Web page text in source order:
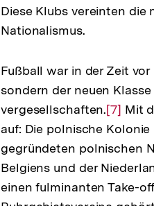
Diese Klubs vereinten
Nationalismus.
Fußball war in der Zeit
sondern der neuen
vergesellschaften.Zur
der
Fußnote
[7] Mit
auf: Die polnische
gegründeten polnischen
Belgiens und der
einen fulminanten Take-